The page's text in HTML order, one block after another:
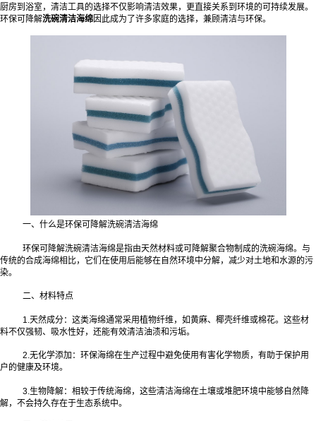
厨房到浴室，清洁工具的选择不仅影响清洁效果，更直接关系到环境的可持续发展。
环保可降解洗碗清洁海绵因此成为了许多家庭的选择，兼顾清洁与环保。
一、什么是环保可降解洗碗清洁海绵
环保可降解洗碗清洁海绵是指由天然材料或可降解聚合物制成的洗碗海绵。与
传统的合成海绵相比，它们在使用后能够在自然环境中分解，减少对土地和水源的污
染。
二、材料特点
1.天然成分：这类海绵通常采用植物纤维，如黄麻、椰壳纤维或棉花。这些材
料不仅强韧、吸水性好，还能有效清洁油渍和污垢。
2.无化学添加：环保海绵在生产过程中避免使用有害化学物质，有助于保护用
户的健康及环境。
3.生物降解：相较于传统海绵，这些清洁海绵在土壤或堆肥环境中能够自然降
解，不会持久存在于生态系统中。